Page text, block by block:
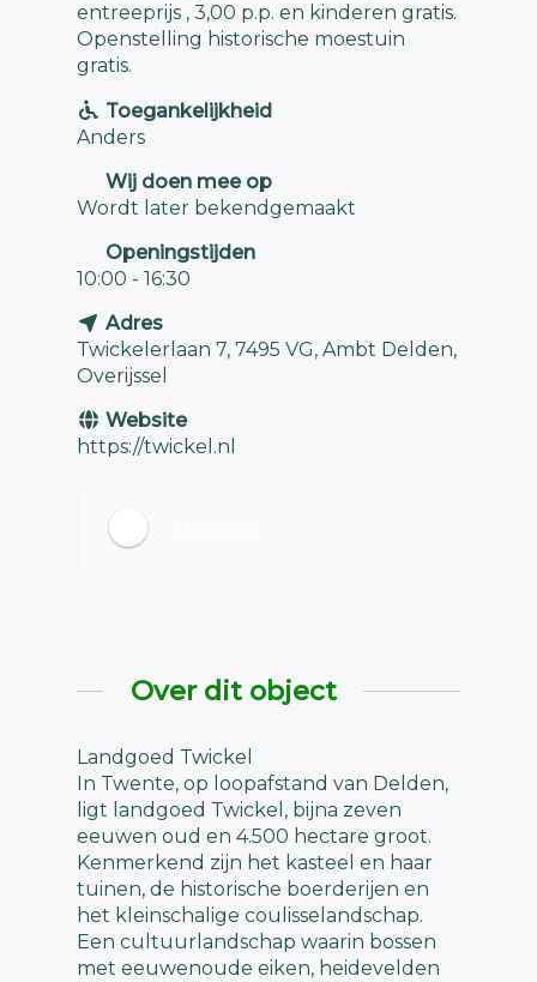
entreeprijs , 3,00 p.p. en kinderen gratis.
Openstelling historische moestuin
gratis.
Toegankelijkheid
Anders
Wij doen mee op
Wordt later bekendgemaakt
Openingstijden
10:00 - 16:30
Adres
Twickelerlaan 7, 7495 VG, Ambt Delden,
Overijssel
Website
https://twickel.nl
Over dit object
Landgoed Twickel
In Twente, op loopafstand van Delden,
ligt landgoed Twickel, bijna zeven
eeuwen oud en 4.500 hectare groot.
Kenmerkend zijn het kasteel en haar
tuinen, de historische boerderijen en
het kleinschalige coulisselandschap.
Een cultuurlandschap waarin bossen
met eeuwenoude eiken, heidevelden